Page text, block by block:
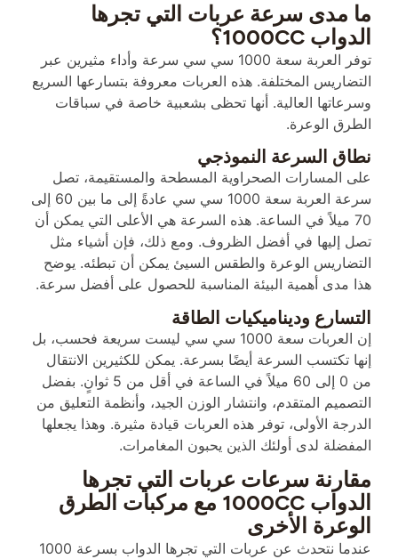
ما مدى سرعة عربات التي تجرها
الدواب 1000CC؟
توفر العربة سعة 1000 سي سي سرعة وأداء مثيرين عبر
التضاريس المختلفة. هذه العربات معروفة بتسارعها السريع
وسرعاتها العالية. أنها تحظى بشعبية خاصة في سباقات
الطرق الوعرة.
نطاق السرعة النموذجي
على المسارات الصحراوية المسطحة والمستقيمة، تصل
سرعة العربة سعة 1000 سي سي عادةً إلى ما بين 60 إلى
70 ميلاً في الساعة. هذه السرعة هي الأعلى التي يمكن أن
تصل إليها في أفضل الظروف. ومع ذلك، فإن أشياء مثل
التضاريس الوعرة والطقس السيئ يمكن أن تبطئه. يوضح
هذا مدى أهمية البيئة المناسبة للحصول على أفضل سرعة.
التسارع وديناميكيات الطاقة
إن العربات سعة 1000 سي سي ليست سريعة فحسب، بل
إنها تكتسب السرعة أيضًا بسرعة. يمكن للكثيرين الانتقال
من 0 إلى 60 ميلاً في الساعة في أقل من 5 ثوانٍ. بفضل
التصميم المتقدم، وانتشار الوزن الجيد، وأنظمة التعليق من
الدرجة الأولى، توفر هذه العربات قيادة مثيرة. وهذا يجعلها
المفضلة لدى أولئك الذين يحبون المغامرات.
مقارنة سرعات عربات التي تجرها
الدواب 1000CC مع مركبات الطرق
الوعرة الأخرى
عندما نتحدث عن عربات التي تجرها الدواب بسرعة 1000